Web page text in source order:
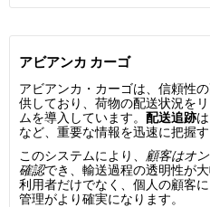
アビアンカ カーゴ
アビアンカ・カーゴは、信頼性
供しており、荷物の配送状況を
ムを導入しています。 配送追跡
など、重要な情報を迅速に把握
このシステムにより、 顧客はオ
確認でき、輸送過程の透明性が
利用者だけでなく、個人の顧客
管理がより確実になります。